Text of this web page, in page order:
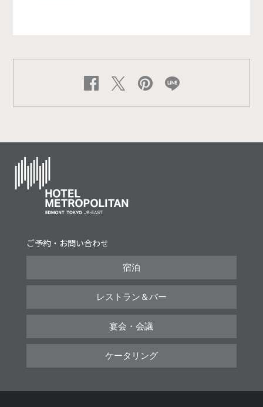
ご予約・お問い合わせ
宿泊
レストラン＆バー
宴会・会議
ケータリング